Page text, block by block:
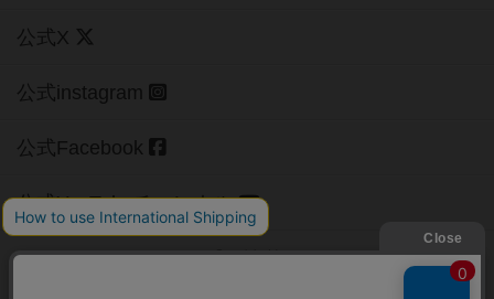
公式X
公式instagram
公式Facebook
公式YouTubeチャンネル
Copyright (c)